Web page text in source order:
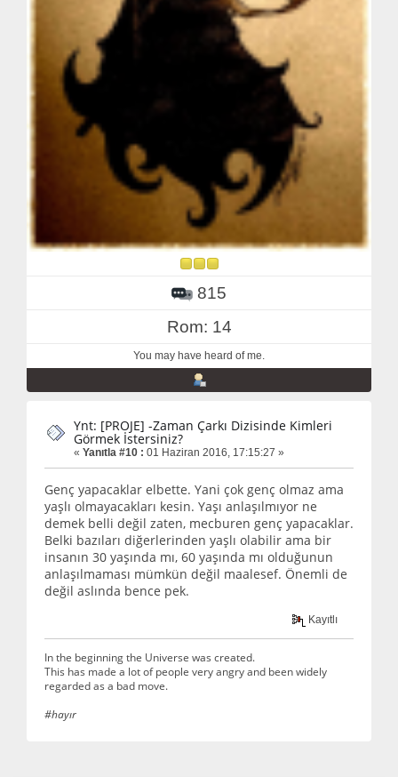
815
Rom: 14
You may have heard of me.
Ynt: [PROJE] -Zaman Çarkı Dizisinde Kimleri
Görmek İstersiniz?
« Yanıtla #10 : 01 Haziran 2016, 17:15:27 »
Genç yapacaklar elbette. Yani çok genç olmaz ama
yaşlı olmayacakları kesin. Yaşı anlaşılmıyor ne
demek belli değil zaten, mecburen genç yapacaklar.
Belki bazıları diğerlerinden yaşlı olabilir ama bir
insanın 30 yaşında mı, 60 yaşında mı olduğunun
anlaşılmaması mümkün değil maalesef. Önemli de
değil aslında bence pek.
Kayıtlı
In the beginning the Universe was created.
This has made a lot of people very angry and been widely
regarded as a bad move.
#hayır